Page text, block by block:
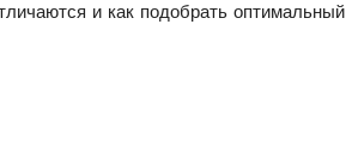
и как подобрать оптимальный